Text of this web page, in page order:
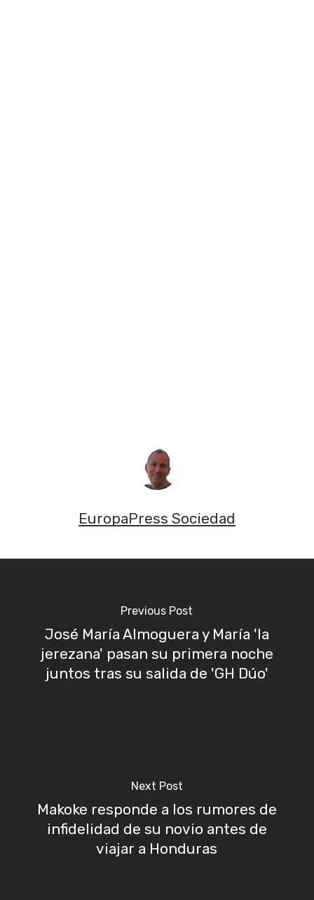
EuropaPress Sociedad
Previous Post
José María Almoguera y María 'la
jerezana' pasan su primera noche
juntos tras su salida de 'GH Dúo'
Next Post
Makoke responde a los rumores de
infidelidad de su novio antes de
viajar a Honduras